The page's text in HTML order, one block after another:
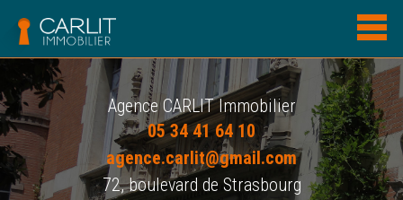
Agence CARLIT Immobilier
05 34 41 64 10
agence.carlit@gmail.com
72, boulevard de Strasbourg